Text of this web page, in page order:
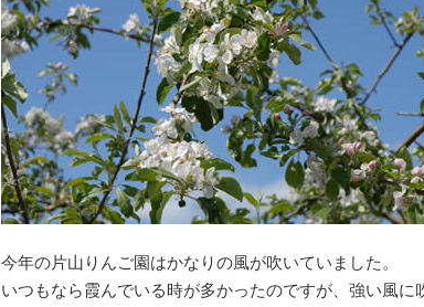
今年の片山りんご園はかなりの風が吹いていました。
いつもなら霞んでいる時が多かったのですが、強い風に